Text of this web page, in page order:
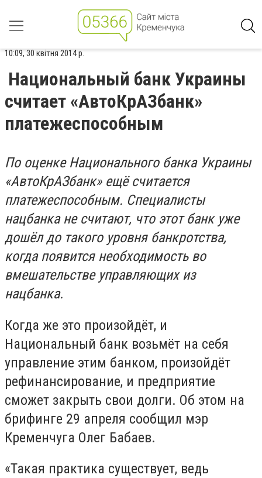
10:09, 30 квітня 2014 р.
Национальный банк Украины
считает «АвтоКрАЗбанк»
платежеспособным
По оценке Национального банка Украины
«АвтоКрАЗбанк» ещё считается
платежеспособным. Специалисты
нацбанка не считают, что этот банк уже
дошёл до такого уровня банкротства,
когда появится необходимость во
вмешательстве управляющих из
нацбанка.
Когда же это произойдёт, и
Национальный банк возьмёт на себя
управление этим банком, произойдёт
рефинансирование, и предприятие
сможет закрыть свои долги. Об этом на
брифинге 29 апреля сообщил мэр
Кременчуга Олег Бабаев.
«Такая практика существует, ведь